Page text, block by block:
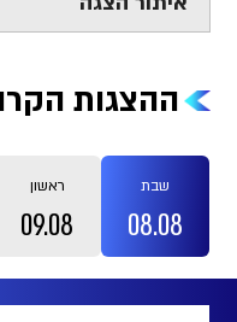
ההצגות
שבת
08.08
ראשון
09.08